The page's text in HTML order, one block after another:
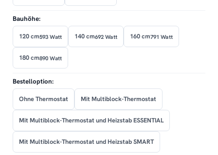
Bauhöhe:
120 cm593 Watt 140 cm692 Watt 160 cm791 Watt
180 cm890 Watt
Bestelloption:
Ohne Thermostat Mit Multiblock-Thermostat
Mit Multiblock-Thermostat und Heizstab ESSENTIAL
Mit Multiblock-Thermostat und Heizstab SMART